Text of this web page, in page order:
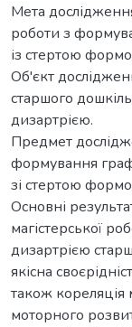
Мета
роботи з
із стертою
Об'єкт
старшого
дизартрією.
Предмет
формування
зі стертою
Основні
магістерської
дизартрією
якісна
також кореляція
моторного